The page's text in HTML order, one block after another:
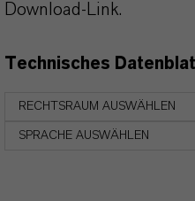
Download-Link.
Technisches
RECHTSRAUM AUSWÄHLEN
SPRACHE AUSWÄHLEN